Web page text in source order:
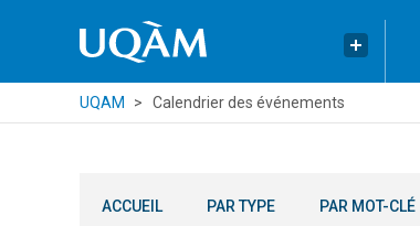
UQAM Calendrier des événements
ACCUEIL PAR TYPE PAR MOT-CLÉ